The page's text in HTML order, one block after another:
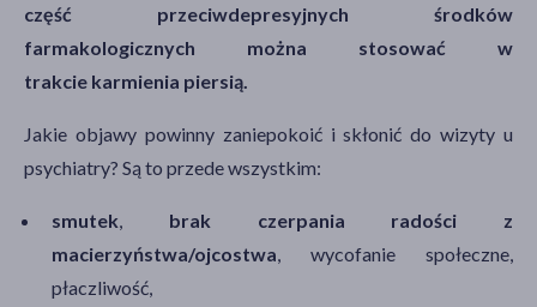
część przeciwdepresyjnych środków
farmakologicznych można stosować w
trakcie karmienia piersią.
Jakie objawy powinny zaniepokoić i skłonić do wizyty u
psychiatry? Są to przede wszystkim:
smutek
brak czerpania radości z
macierzyństwa/ojcostwa , wycofanie społeczne,
płaczliwość,